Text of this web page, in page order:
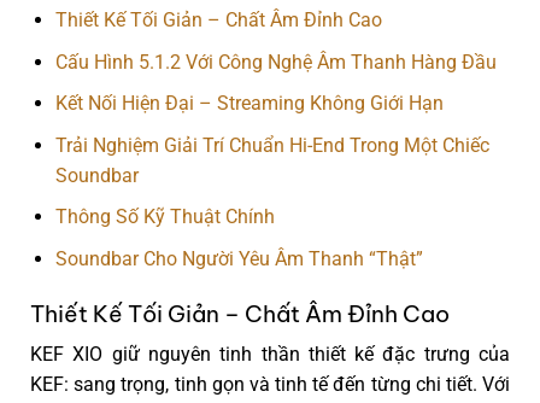
Thiết Kế Tối Giản – Chất Âm Đỉnh Cao
Cấu Hình 5.1.2 Với Công Nghệ Âm Thanh Hàng Đầu
Kết Nối Hiện Đại – Streaming Không Giới Hạn
Trải Nghiệm Giải Trí Chuẩn Hi-End Trong Một Chiếc
Soundbar
Thông Số Kỹ Thuật Chính
Soundbar Cho Người Yêu Âm Thanh “Thật”
Thiết Kế Tối Giản – Chất Âm Đỉnh Cao
KEF XIO giữ nguyên tinh thần thiết kế đặc trưng của
KEF:sang trọng, tinh gọn và tinh tế đến từng chi tiết. Với